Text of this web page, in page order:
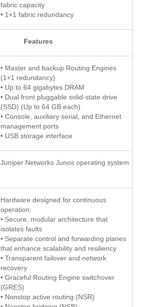
fabric capacity
• 1+1 fabric redundancy
Features
• Master and backup Routing Engines
(1+1 redundancy)
• Up to 64 gigabytes DRAM
• Dual front pluggable solid-state drive
(SSD) (Up to 64 GB each)
• Console, auxiliary serial, and Ethernet
management ports
• USB storage interface
Juniper Networks Junos operating system
Hardware designed for continuous
operation:
• Secure, modular architecture that
isolates faults
• Separate control and forwarding planes
that enhance scalability and resiliency
• Transparent failover and network
recovery
• Graceful Routing Engine switchover
(GRES)
• Nonstop active routing (NSR)